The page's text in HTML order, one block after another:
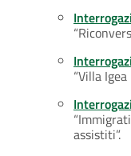
“Villa
assistiti”.